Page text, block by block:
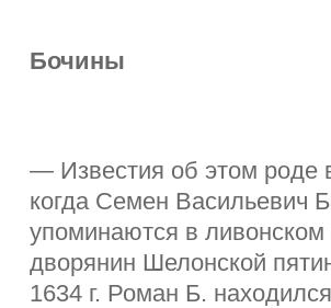
Бочины
— Известия об этом роде
когда Семен Васильевич
упоминаются в
дворянин Шелонской
1634 г. Роман Б.